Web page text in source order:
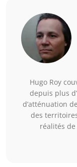
Hugo Roy
depuis plus
d’atténuation
des
réalités